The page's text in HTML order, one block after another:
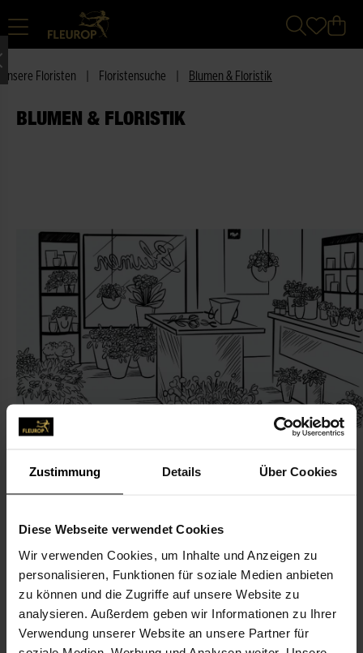
Zustimmung Details Über Cookies
Diese Webseite verwendet Cookies
Wir verwenden Cookies, um Inhalte und Anzeigen zu
personalisieren, Funktionen für soziale Medien anbieten
zu können und die Zugriffe auf unsere Website zu
analysieren. Außerdem geben wir Informationen zu Ihrer
Verwendung unserer Website an unsere Partner für
Unsere Floristen Floristensuche Blumen & Floristik
BLUMEN & FLORISTIK
KONTAKT
Blumen & Floristik
Blumen & Floristik Ilona Maaß e.K.
Woldegker Str. 3
17291 Prenzlau